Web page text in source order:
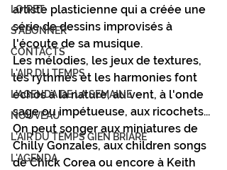
LOIRET
S'ABONNER
CONTACTS
L'AIR DU TEMPS
L'AGENDA DE LA SEMAINE
NOUVEAU
L'AIR DU TEMPS GIEN BRIARE
L'AGENDA
artiste plasticienne qui a créée une
série de dessins improvisés à
l'écoute de sa musique.
Les mélodies, les jeux de textures,
les rythmes et les harmonies font
échos à la nature, au vent, à l'onde
sage ou impétueuse, aux ricochets...
On peut songer aux miniatures de
Chilly Gonzales, aux children songs
de Chick Corea ou encore à Keith